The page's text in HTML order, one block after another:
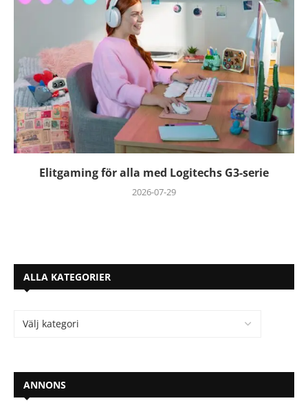
Elitgaming för alla med Logitechs G3-serie
2026-07-29
ALLA KATEGORIER
ANNONS